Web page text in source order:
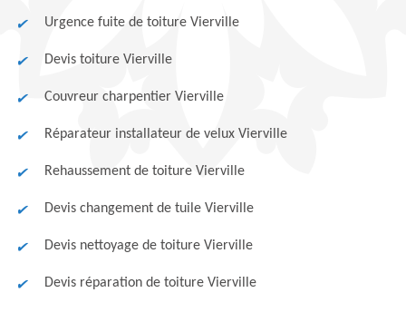
Urgence fuite de toiture Vierville
Devis toiture Vierville
Couvreur charpentier Vierville
Réparateur installateur de velux Vierville
Rehaussement de toiture Vierville
Devis changement de tuile Vierville
Devis nettoyage de toiture Vierville
Devis réparation de toiture Vierville